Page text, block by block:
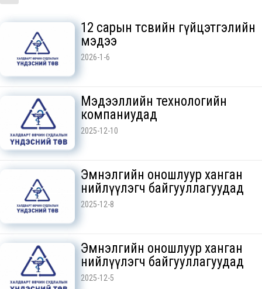
12 сарын төсвийн гүйцэтгэлийн
мэдээ
2026-1-6
Мэдээллийн технологийн
компаниудад
2025-12-10
Эмнэлгийн оношлуур ханган
нийлүүлэгч байгууллагуудад
2025-12-8
Эмнэлгийн оношлуур ханган
нийлүүлэгч байгууллагуудад
2025-12-5